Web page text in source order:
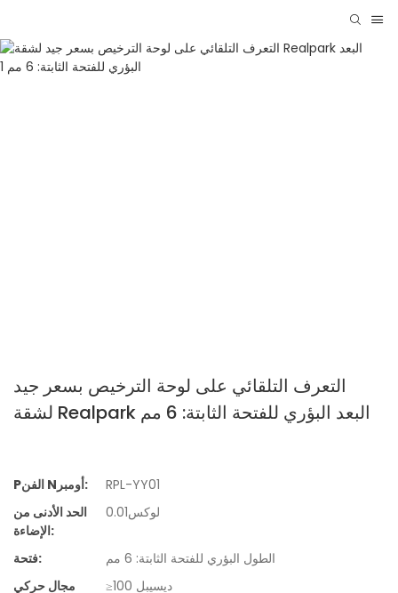
التعرف التلقائي على لوحة الترخيص بسعر جيد
لشقة Realpark البعد البؤري للفتحة الثابتة: 6 مم
Pالفن Nأومبر:
RPL-YY01
الحد الأدنى من
الإضاءة:
لوكس0.01
فتحة:
الطول البؤري للفتحة الثابتة: 6 مم
مجال حركي
≥100 ديسيبل